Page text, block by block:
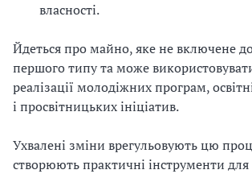
власності.
Йдеться про майно, яке не включене
першого типу та може
реалізації молодіжних програм,
і просвітницьких ініціатив.
Ухвалені зміни врегульовують цю
створюють практичні інструменти для